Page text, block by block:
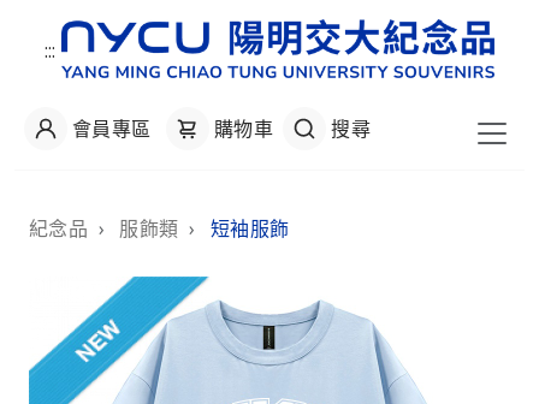
:::
會員專區 購物車 搜尋
紀念品 › 服飾類 › 短袖服飾